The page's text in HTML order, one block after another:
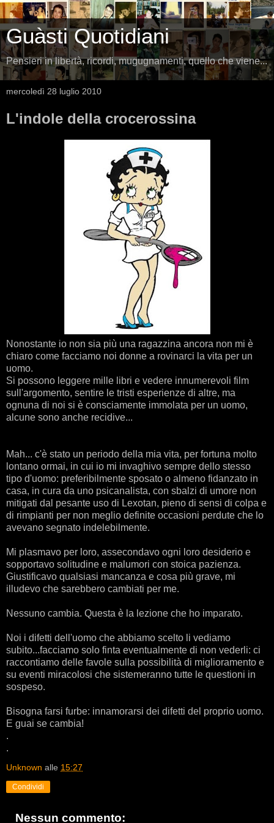
Guàsti Quotidiani
Pensieri in libertà, ricordi, mugugnamenti, quello che viene...
mercoledì 28 luglio 2010
L'indole della crocerossina
Nonostante io non sia più una ragazzina ancora non mi è
chiaro come facciamo noi donne a rovinarci la vita per un
uomo.
Si possono leggere mille libri e vedere innumerevoli film
sull'argomento, sentire le tristi esperienze di altre, ma
ognuna di noi si è consciamente immolata per un uomo,
alcune sono anche recidive...
Mah... c'è stato un periodo della mia vita, per fortuna molto
lontano ormai, in cui io mi invaghivo sempre dello stesso
tipo d'uomo: preferibilmente sposato o almeno fidanzato in
casa, in cura da uno psicanalista, con sbalzi di umore non
mitigati dal pesante uso di Lexotan, pieno di sensi di colpa e
di rimpianti per non meglio definite occasioni perdute che lo
avevano segnato indelebilmente.
Mi plasmavo per loro, assecondavo ogni loro desiderio e
sopportavo solitudine e malumori con stoica pazienza.
Giustificavo qualsiasi mancanza e cosa più grave, mi
illudevo che sarebbero cambiati per me.
Nessuno cambia. Questa è la lezione che ho imparato.
Noi i difetti dell'uomo che abbiamo scelto li vediamo
subito...facciamo solo finta eventualmente di non vederli: ci
raccontiamo delle favole sulla possibilità di miglioramento e
su eventi miracolosi che sistemeranno tutte le questioni in
sospeso.
Bisogna farsi furbe: innamorarsi dei difetti del proprio uomo.
E guai se cambia!
.
.
Unknown alle 15:27
Condividi
Nessun commento: